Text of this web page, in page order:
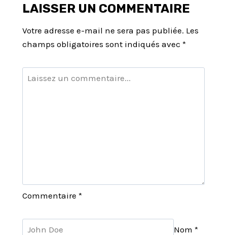
LAISSER UN COMMENTAIRE
Votre adresse e-mail ne sera pas publiée. Les
champs obligatoires sont indiqués avec *
Commentaire *
Nom *